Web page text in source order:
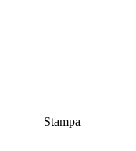
Stampa